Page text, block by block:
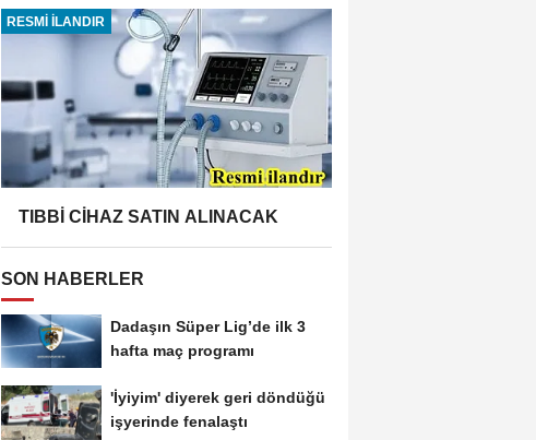
RESMİ İLANDIR
TIBBİ CİHAZ SATIN ALINACAK
SON HABERLER
Dadaşın Süper Lig’de ilk 3
hafta maç programı
'İyiyim' diyerek geri döndüğü
işyerinde fenalaştı